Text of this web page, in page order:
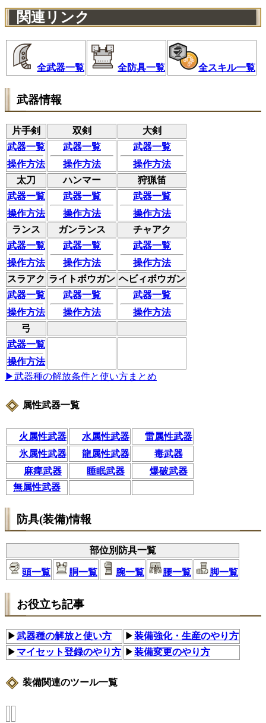
関連リンク
全武器一覧 全防具一覧 全スキル一覧
武器情報
片手剣 双剣
大剣
武器一覧
操作方法
武器一覧
操作方法
武器一覧
操作方法
太刀
ハンマー
狩猟笛
武器一覧
操作方法
武器一覧
操作方法
武器一覧
操作方法
ランス
ガンランス
チャアク
武器一覧
操作方法
武器一覧
操作方法
武器一覧
操作方法
スラアク ライトボウガン ヘビィボウガン
武器一覧
操作方法
武器一覧
操作方法
武器一覧
操作方法
弓
武器一覧
操作方法
▶武器種の解放条件と使い方まとめ
属性武器一覧
火属性武器 水属性武器
雷属性武器
氷属性武器
龍属性武器
毒武器
麻痺武器
睡眠武器
爆破武器
無属性武器
防具(装備)情報
部位別防具一覧
頭一覧 胴一覧 腕一覧 腰一覧 脚一覧
お役立ち記事
▶武器種の解放と使い方 ▶装備強化・生産のやり方
▶ マイセット登録のやり方 ▶装備変更のやり方
装備関連のツール一覧